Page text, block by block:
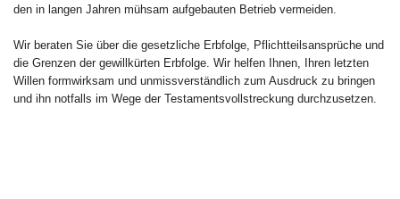
den in langen Jahren mühsam aufgebauten Betrieb vermeiden.
Wir beraten Sie über die gesetzliche Erbfolge, Pflichtteilsansprüche und
die Grenzen der gewillkürten Erbfolge. Wir helfen Ihnen, Ihren letzten
Willen formwirksam und unmissverständlich zum Ausdruck zu bringen
und ihn notfalls im Wege der Testamentsvollstreckung durchzusetzen.